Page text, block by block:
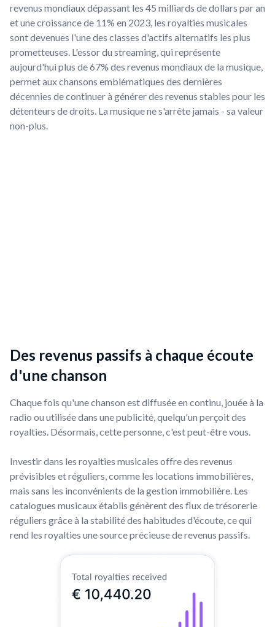
revenus mondiaux dépassant les 45 milliards de dollars par an
et une croissance de 11% en 2023, les royalties musicales
sont devenues l'une des classes d'actifs alternatifs les plus
prometteuses. L'essor du streaming, qui représente
aujourd'hui plus de 67% des revenus mondiaux de la musique,
permet aux chansons emblématiques des dernières
décennies de continuer à générer des revenus stables pour les
détenteurs de droits. La musique ne s'arrête jamais - sa valeur
non-plus.
Des revenus passifs à chaque écoute
d'une chanson
Chaque fois qu'une chanson est diffusée en continu, jouée à la
radio ou utilisée dans une publicité, quelqu'un perçoit des
royalties. Désormais, cette personne, c'est peut-être vous.
Investir dans les royalties musicales offre des revenus
prévisibles et réguliers, comme les locations immobilières,
mais sans les inconvénients de la gestion immobilière. Les
catalogues musicaux établis génèrent des flux de trésorerie
réguliers grâce à la stabilité des habitudes d'écoute, ce qui
rend les royalties une source précieuse de revenus passifs.